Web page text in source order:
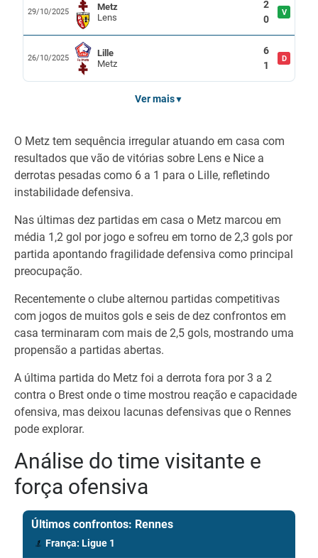
29/10/2025
Metz
Lens
2
0
V
26/10/2025
Lille
Metz
6
1
D
Ver mais▼
O Metz tem sequência irregular atuando em casa com
resultados que vão de vitórias sobre Lens e Nice a
derrotas pesadas como 6 a 1 para o Lille, refletindo
instabilidade defensiva.
Nas últimas dez partidas em casa o Metz marcou em
média 1,2 gol por jogo e sofreu em torno de 2,3 gols por
partida apontando fragilidade defensiva como principal
preocupação.
Recentemente o clube alternou partidas competitivas
com jogos de muitos gols e seis de dez confrontos em
casa terminaram com mais de 2,5 gols, mostrando uma
propensão a partidas abertas.
A última partida do Metz foi a derrota fora por 3 a 2
contra o Brest onde o time mostrou reação e capacidade
ofensiva, mas deixou lacunas defensivas que o Rennes
pode explorar.
Análise do time visitante e
força ofensiva
Últimos confrontos: Rennes
França: Ligue 1